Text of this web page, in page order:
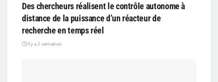
Des chercheurs réalisent le contrôle autonome à
distance de la puissance d’un réacteur de
recherche en temps réel
il y a 2 semaines